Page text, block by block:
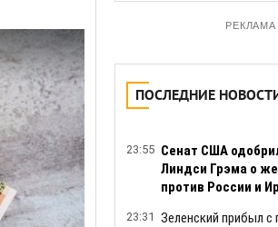
РЕКЛАМА
ПОСЛЕДНИЕ
23:55 Сенат США
Линдси Грэма о
против России и
23:31 Зеленский прибыл с